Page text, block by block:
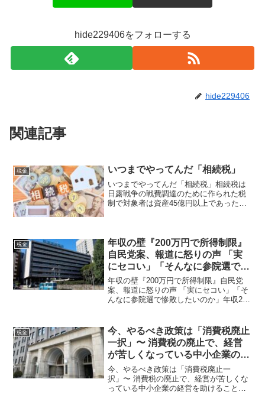
hide229406をフォローする
hide229406
関連記事
税金 いつまでやってんだ「相続税」
いつまでやってんだ「相続税」相続税は
日露戦争の戦費調達のために作られた税
制で対象者は資産45億円以上であったこ
から、私たち誰もが突き...
税金
年収の壁『200万円で所得制限』
自民党案、報道に怒りの声 「実
にセコい」「そんなに参院選で惨
敗したいのか」
年収の壁『200万円で所得制限』自民党
案、報道に怒りの声 「実にセコい」「そ
んなに参院選で惨敗したいのか」年収200
案！財務省はよほど金を出したくないら
しい。 ...
税金
今、やるべき政策は「消費税廃止
一択」〜 消費税の廃止で、経営
が苦しくなっている中小企業の経
営を助けることができる！
今、やるべき政策は「消費税廃止一
択」〜 消費税の廃止で、経営が苦しくな
っている中小企業の経営を助けることが